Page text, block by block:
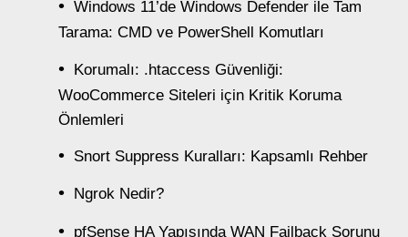
Windows 11’de Windows Defender ile Tam
Tarama: CMD ve PowerShell Komutları
Korumalı: .htaccess Güvenliği:
WooCommerce Siteleri için Kritik Koruma
Önlemleri
Snort Suppress Kuralları: Kapsamlı Rehber
Ngrok Nedir?
pfSense HA Yapısında WAN Failback Sorunu